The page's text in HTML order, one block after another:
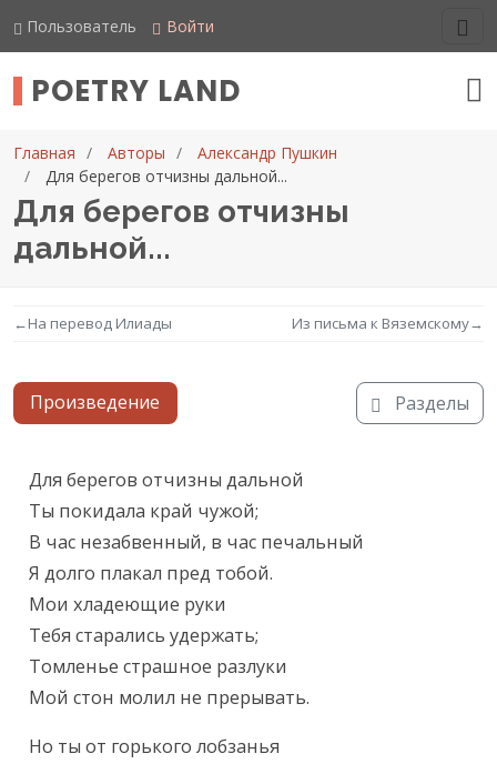
Пользователь Войти
POETRY LAND
Главная Авторы
Александр Пушкин
Для берегов отчизны дальной...
Для берегов отчизны
дальной...
←На перевод Илиады Из письма к Вяземскому→
Произведение Разделы
Текст произведения
Для берегов отчизны дальной
Ты покидала край чужой;
В час незабвенный, в час печальный
Я долго плакал пред тобой.
Мои хладеющие руки
Тебя старались удержать;
Томленье страшное разлуки
Мой стон молил не прерывать.
Но ты от горького лобзанья